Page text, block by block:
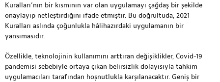
Kuralları’nın bir kısmının var olan uygulamayı çağdaş bir şekilde
onaylayıp netleştirdiğini ifade etmiştir. Bu doğrultuda, 2021
Kuralları aslında çoğunlukla hâlihazırdaki uygulamanın bir
yansımasıdır.
Özellikle, teknolojinin kullanımını arttıran değişiklikler, Covid-19
pandemisi sebebiyle ortaya çıkan belirsizlik dolayısıyla tahkim
uygulamacıları tarafından hoşnutlukla karşılanacaktır. Geniş bir